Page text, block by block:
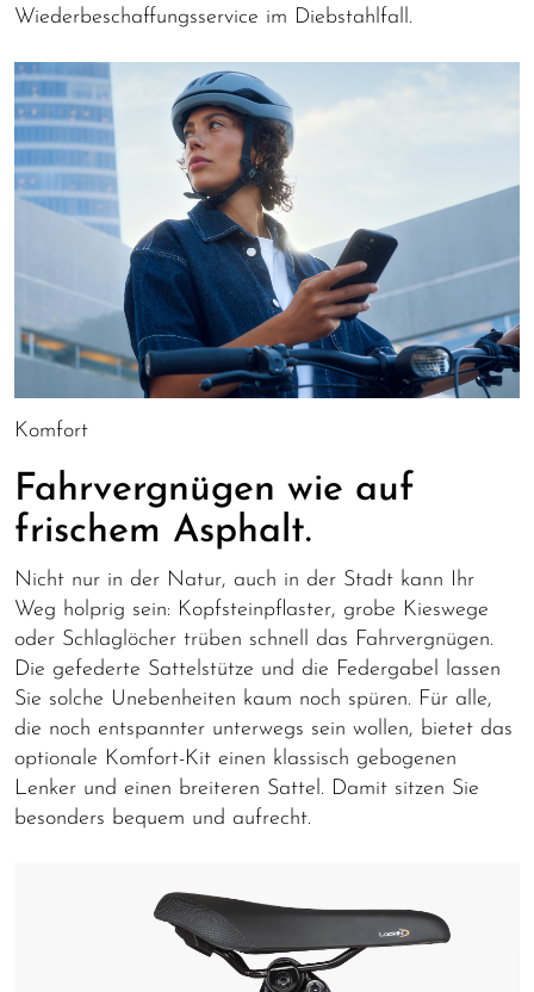
Wiederbeschaffungsservice im Diebstahlfall.
Komfort
Fahrvergnügen wie auf
frischem Asphalt.
Nicht nur in der Natur, auch in der Stadt kann Ihr
Weg holprig sein: Kopfsteinpflaster, grobe Kieswege
oder Schlaglöcher trüben schnell das Fahrvergnügen.
Die gefederte Sattelstütze und die Federgabel lassen
Sie solche Unebenheiten kaum noch spüren. Für alle,
die noch entspannter unterwegs sein wollen, bietet das
optionale Komfort-Kit einen klassisch gebogenen
Lenker und einen breiteren Sattel. Damit sitzen Sie
besonders bequem und aufrecht.